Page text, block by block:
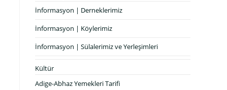
İnformasyon | Derneklerimiz
İnformasyon | Köylerimiz
İnformasyon | Sülalerimiz ve Yerleşimleri
Kültür
Adige-Abhaz Yemekleri Tarifi